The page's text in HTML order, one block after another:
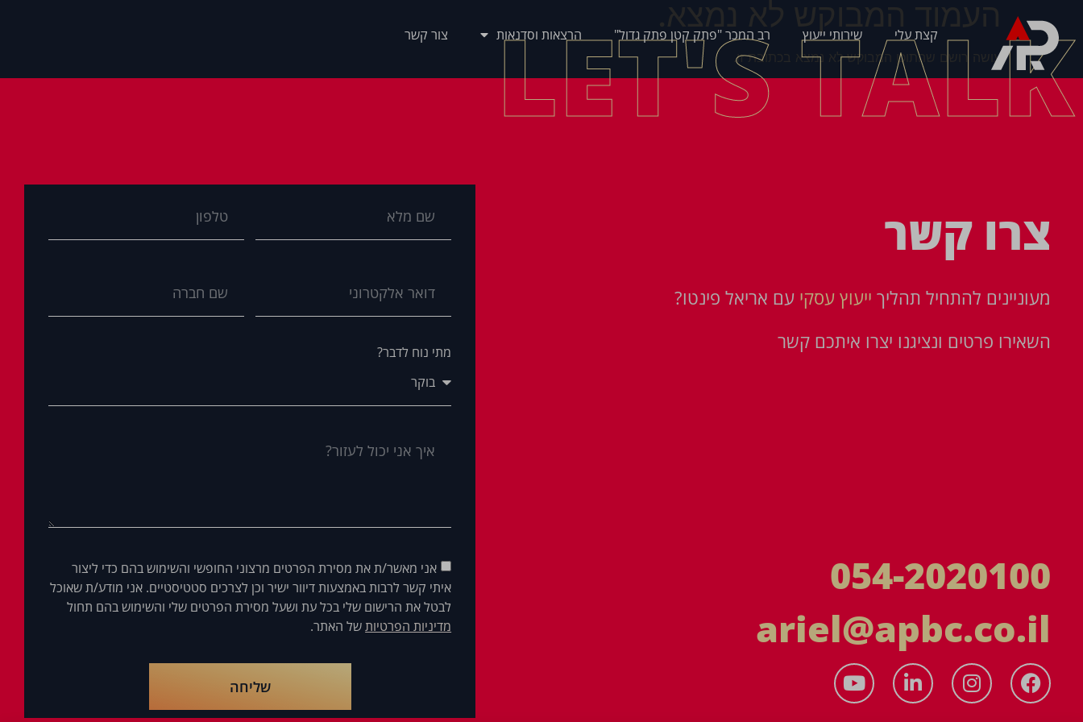
קצת עלי שירותי ייעוץ רב המכר "פתק קטן פתק גדול" הרצאות וסדנאות צור קשר
העמוד המבוקש לא נמצא.
עושה רושם שהתוכן המבוקש לא נמצא בכתובת זו.
LET'S TALK
צרו קשר
מעוניינים להתחיל תהליך ייעוץ עסקי עם אריאל פינטו?
השאירו פרטים ונציגנו יצרו איתכם קשר
054-2020100
ariel@apbc.co.il
מתי נוח לדבר?
אני מאשר/ת את מסירת הפרטים מרצוני החופשי והשימוש בהם כדי ליצור
איתי קשר לרבות באמצעות דיוור ישיר וכן לצרכים סטטיסטיים. אני מודע/ת שאוכל
לבטל את הרישום שלי בכל עת ושעל מסירת הפרטים שלי והשימוש בהם תחול
מדיניות הפרטיותשל האתר.
שליחה